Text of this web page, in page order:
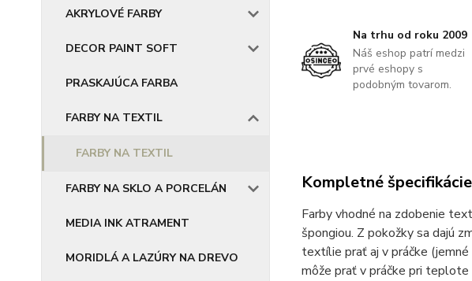
AKRYLOVÉ FARBY
DECOR PAINT SOFT
PRASKAJÚCA FARBA
FARBY NA TEXTIL
FARBY NA TEXTIL
FARBY NA SKLO A PORCELÁN
MEDIA INK ATRAMENT
MORIDLÁ A LAZÚRY NA DREVO
Na trhu od roku 2009
Náš eshop patrí medzi
prvé eshopy s
podobným tovarom.
Kompletné špecifikácie
Farby vhodné na zdobenie
špongiou. Z pokožky sa dajú
textílie prať aj v práčke
môže prať v práčke pri teplote